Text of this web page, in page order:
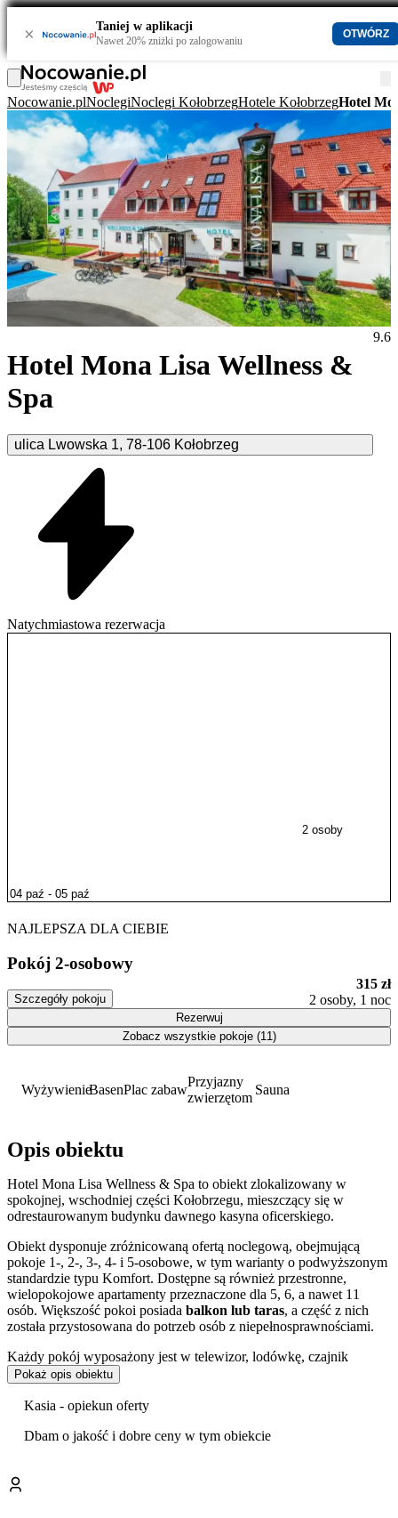
× Taniej w aplikacji
Nawet 20% zniżki po zalogowaniu
OTWÓRZ
Nocowanie.plNoclegiNoclegi KołobrzegHotele KołobrzegHotel
Hotel Mona Lisa Wellness &
Spa
ulica Lwowska 1, 78-106 Kołobrzeg
9.6
Natychmiastowa rezerwacja
WyżywienieBasenPlac zabaw
Przyjazny
zwierzętom
Sauna
Opis obiektu
Hotel Mona Lisa Wellness & Spa to obiekt zlokalizowany w
spokojnej, wschodniej części Kołobrzegu, mieszczący się w
odrestaurowanym budynku dawnego kasyna oficerskiego.
Obiekt dysponuje zróżnicowaną ofertą noclegową, obejmującą
pokoje 1-, 2-, 3-, 4- i 5-osobowe, w tym warianty o podwyższonym
standardzie typu Komfort. Dostępne są również przestronne,
wielopokojowe apartamenty przeznaczone dla 5, 6, a nawet 11
osób. Większość pokoi posiada balkon lub taras, a część z nich
została przystosowana do potrzeb osób z niepełnosprawnościami.
Każdy pokój wyposażony jest w telewizor, lodówkę, czajnik
elektryczny oraz łazienkę z prysznicem i suszarką do włosów. Do
dyspozycji gości przygotowano również
Goście mogą bezpłatnie korzystać zkrytego basenu
relaksacyjnych, w tym profesjonalne masaże, zabiegi kosmetyczne,
Pokaż opis obiektu
Kasia - opiekun oferty
Dbam o jakość i dobre ceny w tym obiekcie
2 osoby
NAJLEPSZA DLA CIEBIE
Pokój 2-osobowy
Szczegóły pokoju
315 zł
2 osoby, 1 noc
Rezerwuj
Zobacz wszystkie pokoje (11)